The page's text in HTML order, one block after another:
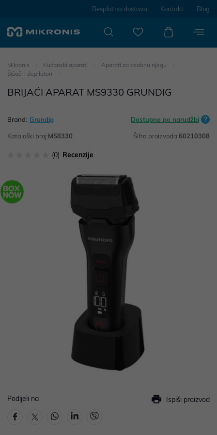
Besplatna dostava Kontakt Blog
Mikronis Kućanski aparati
Aparati za osobnu njegu
Šišači i depilatori
BRIJAĆI APARAT MS9330 GRUNDIG
Brand: Grundig Dostupno po narudžbi
Kataloški broj:MS8330 Šifra proizvoda:60210308
(0) Recenzije
Podijeli na Ispiši proizvod